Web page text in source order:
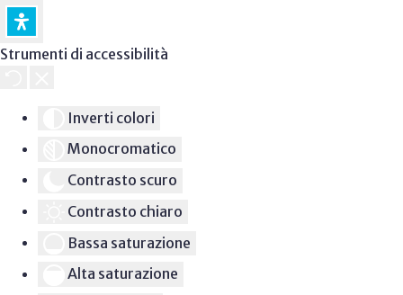
Strumenti di accessibilità
Inverti colori
Monocromatico
Contrasto scuro
Contrasto chiaro
Bassa saturazione
Alta saturazione